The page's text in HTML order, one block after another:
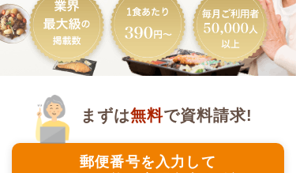
郵便番号を入力して
まずは無料で資料請求!